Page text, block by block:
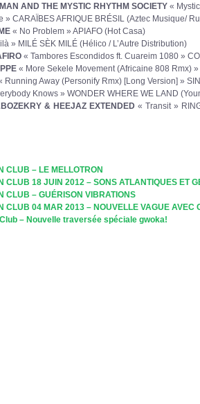
AND THE MYSTIC RHYTHM SOCIETY «
» CARAÏBES AFRIQUE BRÉSIL (Aztec Musique/
« No Problem » APIAFO (Hot Casa)
» MILÉ SÈK MILÉ (Hélico / L’Autre Distribution)
« Tambores Escondidos ft. Cuareim 1080 »
« More Sekele Movement (Africaine 808 Rmx)
Running Away (Personify Rmx) [Long Version] »
Knows » WONDER WHERE WE LAND
& HEEJAZ EXTENDED « Transit »
CLUB – LE MELLOTRON
CLUB 18 JUIN 2012 – SONS ATLANTIQUES ET
CLUB – GUÉRISON VIBRATIONS
CLUB 04 MAR 2013 – NOUVELLE VAGUE AVEC
– Nouvelle traversée spéciale gwoka!